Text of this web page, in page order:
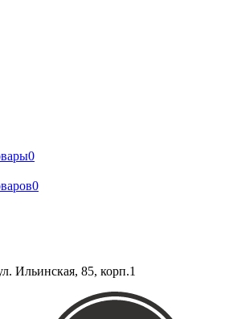
0
0
Ильинская, 85, корп.1